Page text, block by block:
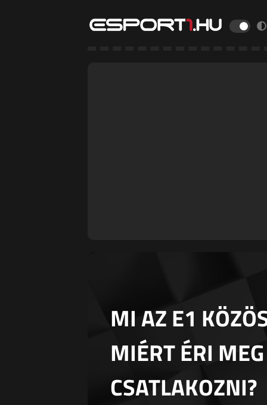
MI AZ E1
MIÉRT ÉRI MEG
CSATLAKOZNI?